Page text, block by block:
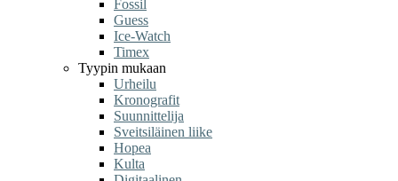
Fossil
Guess
Ice-Watch
Timex
Tyypin mukaan
Urheilu
Kronografit
Suunnittelija
Sveitsiläinen liike
Hopea
Kulta